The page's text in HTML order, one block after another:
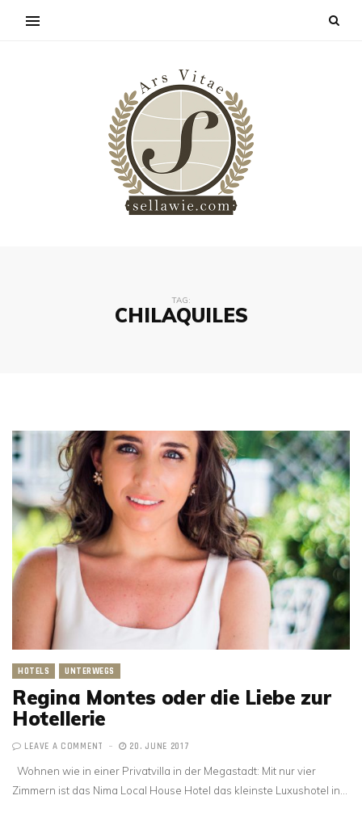
TAG:
CHILAQUILES
HOTELS UNTERWEGS
Regina Montes oder die Liebe zur
Hotellerie
LEAVE A COMMENT 20. JUNE 2017
Wohnen wie in einer Privatvilla in der Megastadt: Mit nur vier
Zimmern ist das Nima Local House Hotel das kleinste Luxushotel in…